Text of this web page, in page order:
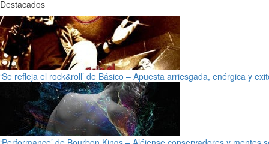
Destacados
‘Se refleja el rock&roll’ de Básico – Apuesta arriesgada, enérgica y